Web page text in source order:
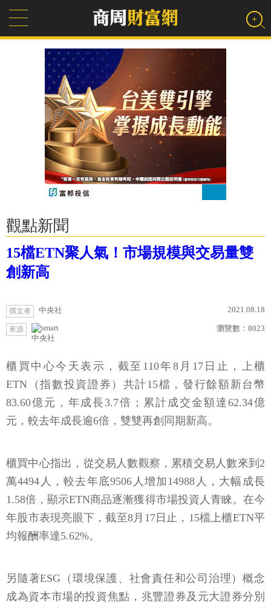
觀點新聞
15檔ETN聚人氣！市場規模與交易量雙
創新高
撰文者 中央社 2021.08.18
來源
中央社
瀏覽數： 8023
櫃買中心今天表示，截至110年8月17日止，上櫃
ETN（指數投資證券）共計15檔，發行餘額新台幣
83.60億元，年成長3.7倍；累計成交金額達62.34億
元，較去年成長逾6倍，雙雙再創同期新高。
櫃買中心指出，從交易人數觀察，累積交易人數來到2
萬4494人，較去年底9506人增加14988人，大幅成長
1.58倍，顯示ETN商品逐漸獲得市場投資人青睞。在今
年股市表現亮眼下，截至8月17日止，15檔上櫃ETN平
均報酬率達5.62%。
另隨著ESG（環境保護、社會責任和公司治理）概念
成為資本市場的投資焦點，兆豐證券及元大證券分別